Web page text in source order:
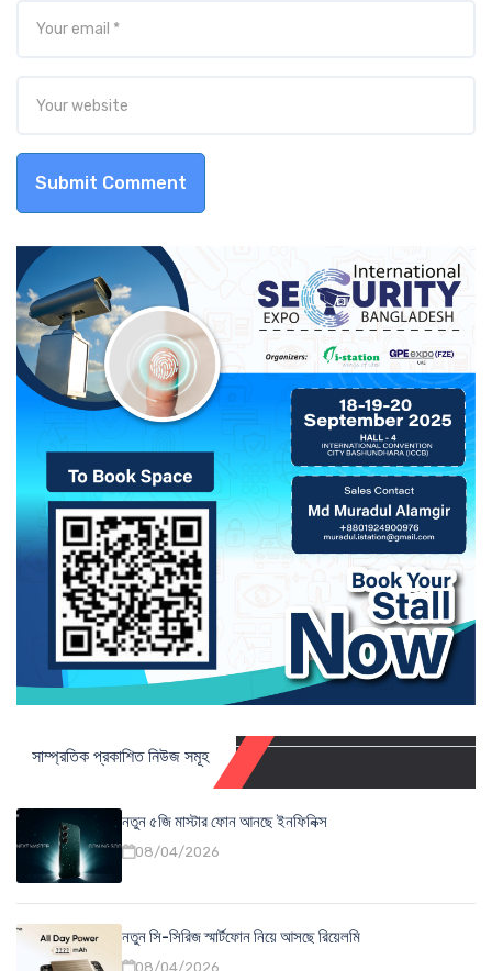
Submit Comment
সাম্প্রতিক প্রকাশিত নিউজ সমূহ
নতুন ৫জি মাস্টার ফোন আনছে ইনফিনিক্স
08/04/2026
নতুন সি-সিরিজ স্মার্টফোন নিয়ে আসছে রিয়েলমি
08/04/2026